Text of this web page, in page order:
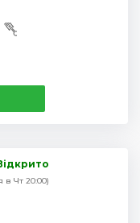
в Чт 20:00)